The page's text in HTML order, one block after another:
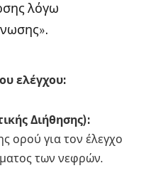
λόγω
ελέγχου:
Διήθησης):
ορού για τον έλεγχο
των νεφρών.